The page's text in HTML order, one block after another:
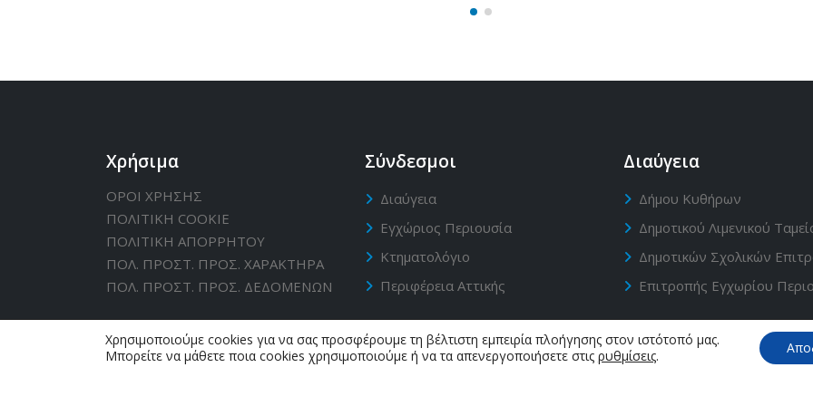
Χρήσιμα
ΟΡΟΙ ΧΡΗΣΗΣ
ΠΟΛΙΤΙΚΗ CΟΟΚΙΕ
ΠΟΛΙΤΙΚΗ ΑΠΟΡΡΗΤΟΥ
ΠΟΛ. ΠΡΟΣΤ. ΠΡΟΣ. ΧΑΡΑΚΤΗΡΑ
ΠΟΛ. ΠΡΟΣΤ. ΠΡΟΣ. ΔΕΔΟΜΕΝΩΝ
Σύνδεσμοι
Διαύγεια
Εγχώριος Περιουσία
Κτηματολόγιο
Περιφέρεια Αττικής
Διαύγεια
Δήμου Κυθήρων
Δημοτικού Λιμενικού
Δημοτικών Σχολικών
Επιτροπής Εγχωρίου
Χρησιμοποιούμε cookies για να σας προσφέρουμε τη βέλτιστη εμπειρία πλοήγησης στον ιστότοπό μας.
Μπορείτε να μάθετε ποια cookies χρησιμοποιούμε ή να τα απενεργοποιήσετε στις ρυθμίσεις.